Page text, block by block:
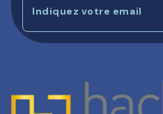
Indiquez votre email